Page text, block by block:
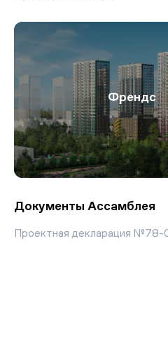
Френдс
Документы Ассамблея
Проектная декларация